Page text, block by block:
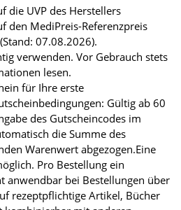
die UVP des Herstellers
den MediPreis-Referenzpreis
07.08.2026).
verwenden. Vor Gebrauch stets
lesen.
für Ihre erste
Gültig ab 60
des Gutscheincodes im
die Summe des
Warenwert abgezogen.Eine
Pro Bestellung ein
anwendbar bei Bestellungen über
rezeptpflichtige Artikel, Bücher